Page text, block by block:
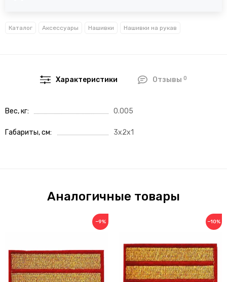
Каталог Аксессуары Нашивки Нашивки на рукав
Характеристики Отзывы 0
Вес, кг 0.005
Габариты, см 3x2x1
Аналогичные товары
−9% −10%